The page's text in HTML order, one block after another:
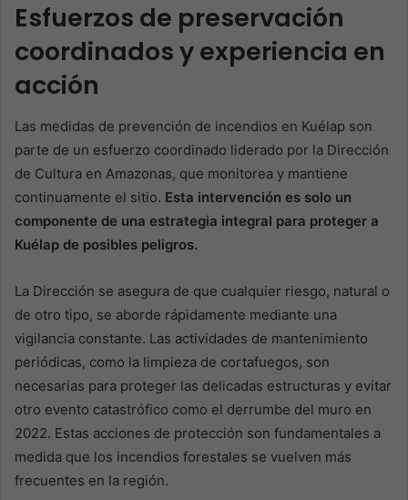
Esfuerzos de preservación
coordinados y experiencia en
acción
Las medidas de prevención de incendios en Kuélap son
parte de un esfuerzo coordinado liderado por la Dirección
de Cultura en Amazonas, que monitorea y mantiene
continuamente el sitio. Esta intervención es solo un
componente de una estrategia integral para proteger a
Kuélap de posibles peligros.
La Dirección se asegura de que cualquier riesgo, natural o
de otro tipo, se aborde rápidamente mediante una
vigilancia constante. Las actividades de mantenimiento
periódicas, como la limpieza de cortafuegos, son
necesarias para proteger las delicadas estructuras y evitar
otro evento catastrófico como el derrumbe del muro en
2022. Estas acciones de protección son fundamentales a
medida que los incendios forestales se vuelven más
frecuentes en la región.